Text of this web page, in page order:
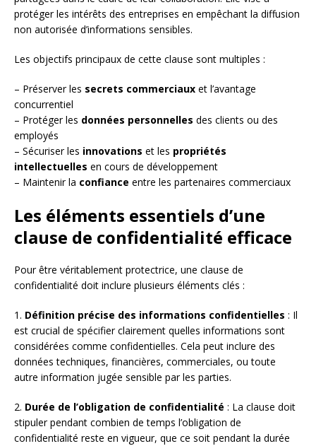
protéger les intérêts des entreprises en empêchant la diffusion
non autorisée d’informations sensibles.
Les objectifs principaux de cette clause sont multiples :
– Préserver les secrets commerciaux et l’avantage
concurrentiel
– Protéger les données personnelles des clients ou des
employés
– Sécuriser les innovations et les propriétés
intellectuelles en cours de développement
– Maintenir la confiance entre les partenaires commerciaux
Les éléments essentiels d’une
clause de confidentialité efficace
Pour être véritablement protectrice, une clause de
confidentialité doit inclure plusieurs éléments clés :
1. Définition précise des informations confidentielles : Il
est crucial de spécifier clairement quelles informations sont
considérées comme confidentielles. Cela peut inclure des
données techniques, financières, commerciales, ou toute
autre information jugée sensible par les parties.
2. Durée de l’obligation de confidentialité : La clause doit
stipuler pendant combien de temps l’obligation de
confidentialité reste en vigueur, que ce soit pendant la durée